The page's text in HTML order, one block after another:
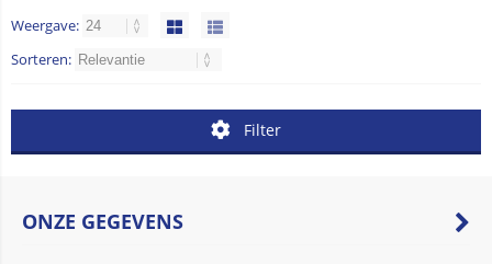
Weergave:
Sorteren:
Filter
ONZE GEGEVENS